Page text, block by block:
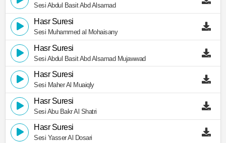
Sesi Abdul Basit Abd Alsamad
Hasr Suresi
Sesi Muhammed al Mohaisany
Hasr Suresi
Sesi Abdul Basit Abd Alsamad Mujawwad
Hasr Suresi
Sesi Maher Al Muaiqly
Hasr Suresi
Sesi Abu Bakr Al Shatri
Hasr Suresi
Sesi Yasser Al Dosari